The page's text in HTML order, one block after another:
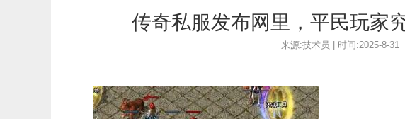
传奇私服发布网里，平民玩家
来源:技术员 | 时间:2025-8-31